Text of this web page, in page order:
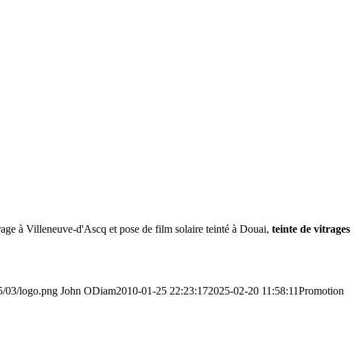
à Villeneuve-d'Ascq et pose de film solaire teinté à Douai, teinte de vitrages
03/logo.png John ODiam2010-01-25 22:23:172025-02-20 11:58:11Promotion